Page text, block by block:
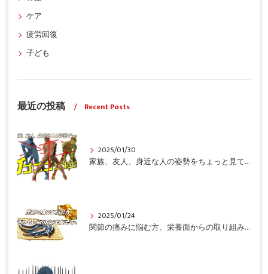
ケア
疲労回復
子ども
最近の投稿 Recent Posts
2025/01/30
家族、友人、身近な人の姿勢をちょっと見てみませんか？
2025/01/24
関節の痛みに悩む方、栄養面からの取り組みも重要ですよ！